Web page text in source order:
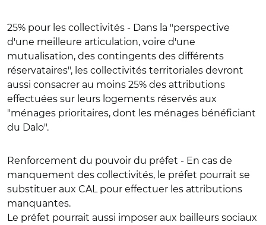
25% pour les collectivités - Dans la "perspective
d'une meilleure articulation, voire d'une
mutualisation, des contingents des différents
réservataires", les collectivités territoriales devront
aussi consacrer au moins 25% des attributions
effectuées sur leurs logements réservés aux
"ménages prioritaires, dont les ménages bénéficiant
du Dalo".
Renforcement du pouvoir du préfet - En cas de
manquement des collectivités, le préfet pourrait se
substituer aux CAL pour effectuer les attributions
manquantes.
Le préfet pourrait aussi imposer aux bailleurs sociaux